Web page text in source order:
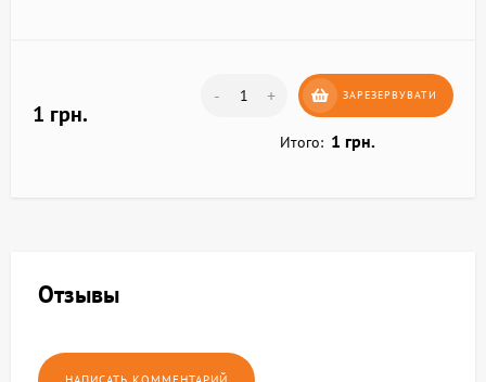
1 грн.
- + ЗАРЕЗЕРВУВАТИ
Итого: 1 грн.
Отзывы